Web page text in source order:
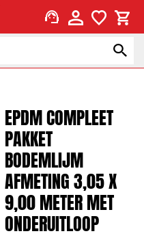
support_agent
EPDM COMPLEET
PAKKET
BODEMLIJM
AFMETING 3,05 X
9,00 METER MET
ONDERUITLOOP